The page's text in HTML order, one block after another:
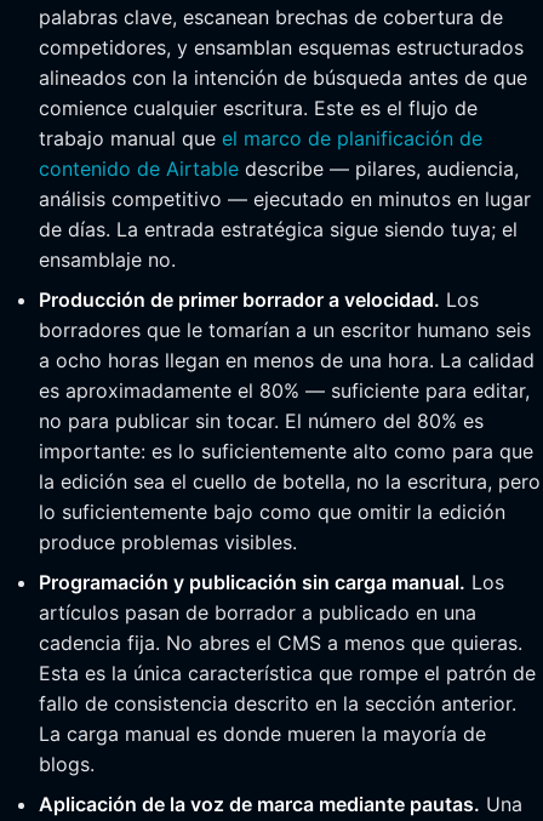
palabras clave, escanean brechas de cobertura de
competidores, y ensamblan esquemas estructurados
alineados con la intención de búsqueda antes de que
comience cualquier escritura. Este es el flujo de
trabajo manual que el marco de planificación de
contenido de Airtable describe — pilares, audiencia,
análisis competitivo — ejecutado en minutos en lugar
de días. La entrada estratégica sigue siendo tuya; el
ensamblaje no.
Producción de primer borrador a velocidad. Los
borradores que le tomarían a un escritor humano seis
a ocho horas llegan en menos de una hora. La calidad
es aproximadamente el 80% — suficiente para editar,
no para publicar sin tocar. El número del 80% es
importante: es lo suficientemente alto como para que
la edición sea el cuello de botella, no la escritura, pero
lo suficientemente bajo como que omitir la edición
produce problemas visibles.
Programación y publicación sin carga manual. Los
artículos pasan de borrador a publicado en una
cadencia fija. No abres el CMS a menos que quieras.
Esta es la única característica que rompe el patrón de
fallo de consistencia descrito en la sección anterior.
La carga manual es donde mueren la mayoría de
blogs.
Aplicación de la voz de marca mediante pautas. Una